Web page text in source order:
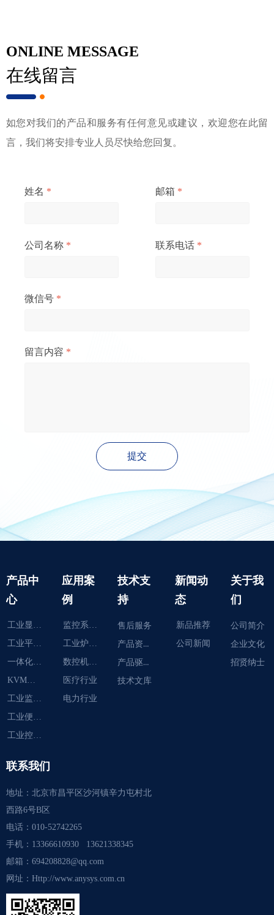
如您对我们的产品和服务有任何意见或建议，欢迎您在此留
言，我们将安排专业人员尽快给您回复。
ONLINE MESSAGE
在线留言
姓名 * 邮箱 *
公司名称 * 联系电话 *
微信号 *
留言内容 *
提交
产品中
心
工业显示器
工业平板电脑
一体化工作站
KVM切换器
工业监视器
工业便携机
工业控制计算机
应用案
例
监控系统智能化
工业炉智能化
数控机床智能
医疗行业
电力行业
技术支
持
售后服务
产品资料下载
产品驱动下载
技术文库
新闻动
态
新品推荐
公司新闻
关于我
们
公司简介
企业文化
招贤纳士
联系我们
地址： 北京市昌平区沙河镇辛力屯村北
西路6号B区
电话： 010-52742265
手机： 13366610930 13621338345
邮箱： 694208828@qq.com
网址： Http://www.anysys.com.cn